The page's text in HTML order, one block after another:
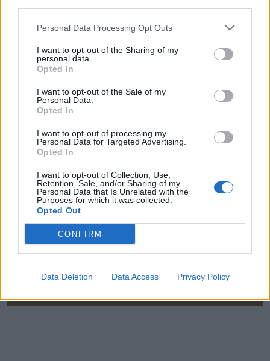
Personal Data Processing Opt Outs
I want to opt-out of the Sharing of my
personal data.
Opted In
I want to opt-out of the Sale of my
Personal Data.
Opted In
I want to opt-out of processing my
Personal Data for Targeted Advertising.
Opted In
I want to opt-out of Collection, Use,
Retention, Sale, and/or Sharing of my
Personal Data that Is Unrelated with the
Purposes for which it was collected.
Opted Out
CONFIRM
Data Deletion Data Access Privacy Policy
EAN: 5902801223808
Výrobca:
Kategórie: Výsuvy s bočnicou
Hmotnosť:
Farba: Antracitová
Typ výsuvu: AXIS PRO
Recenzie produktu